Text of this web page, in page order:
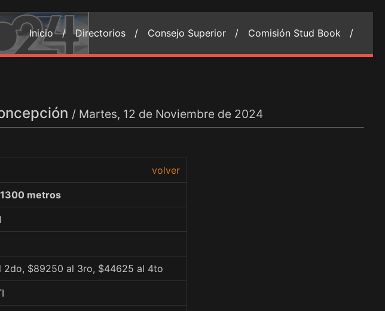
Inicio / Directorios / Consejo Superior / Comisión Stud Book /
/ Martes, 12 de Noviembre de 2024
volver
metros
2do, $89250 al 3ro, $44625 al 4to